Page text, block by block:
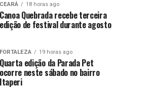
CEARÁ 18 horas ago
Canoa Quebrada recebe terceira
edição de festival durante agosto
FORTALEZA 19 horas ago
Quarta edição da Parada Pet
ocorre neste sábado no bairro
Itaperi